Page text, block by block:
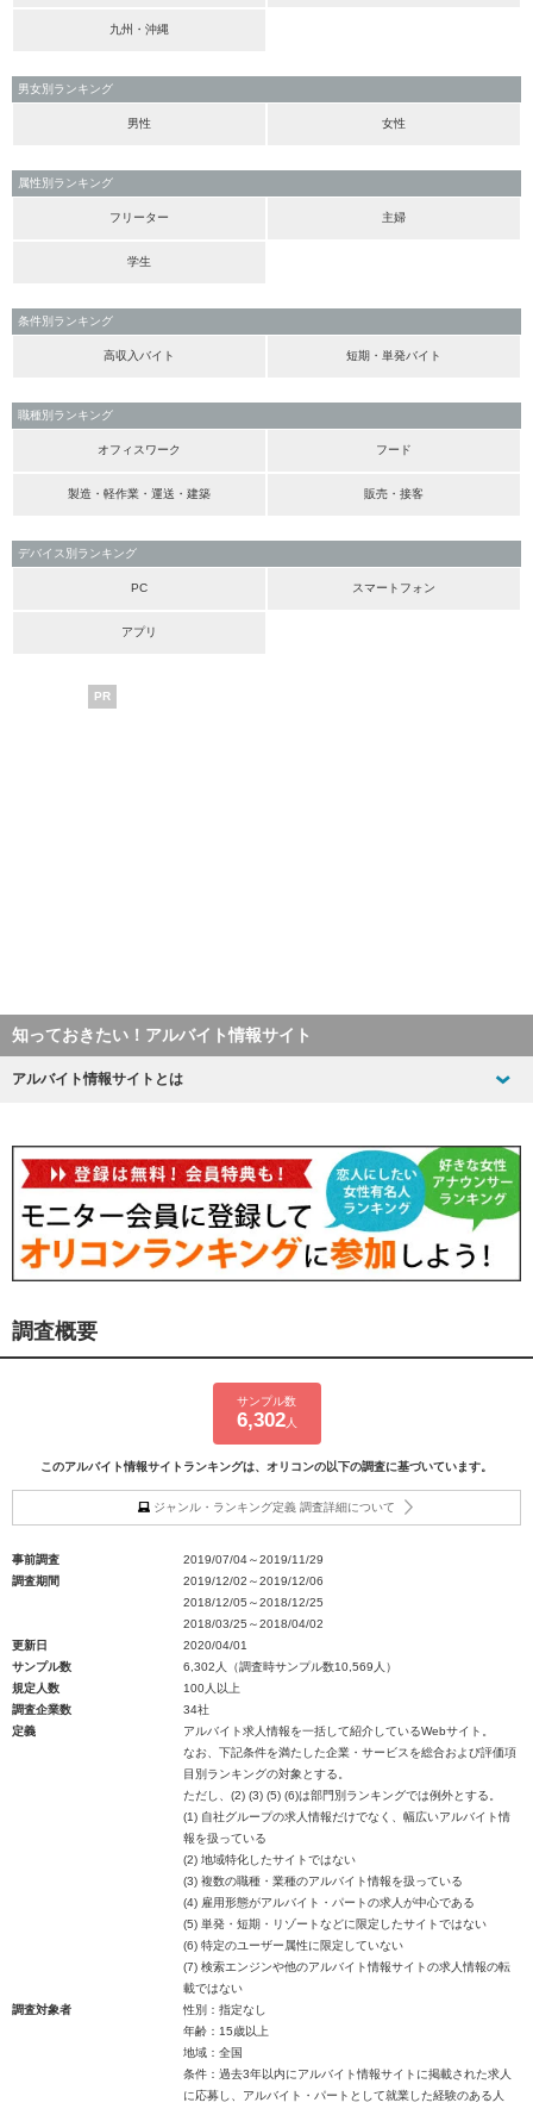
九州・沖縄
男女別ランキング
男性 女性
属性別ランキング
フリーター 主婦
学生
条件別ランキング
高収入バイト 短期・単発バイト
職種別ランキング
オフィスワーク フード
製造・軽作業・運送・建築 販売・接客
デバイス別ランキング
PC スマートフォン
アプリ
PR
知っておきたい！アルバイト情報サイト
アルバイト情報サイトとは
調査概要
サンプル数
6,302人
このアルバイト情報サイトランキングは、オリコンの以下の調査に基づいています。
ジャンル・ランキング定義 調査詳細について
事前調査
2019/07/04～2019/11/29
調査期間
2019/12/02～2019/12/06
2018/12/05～2018/12/25
2018/03/25～2018/04/02
更新日
2020/04/01
サンプル数
6,302人（調査時サンプル数10,569人）
規定人数
100人以上
調査企業数
34社
定義
アルバイト求人情報を一括して紹介しているWebサイト。
なお、下記条件を満たした企業・サービスを総合および評価項
目別ランキングの対象とする。
ただし、(2) (3) (5) (6)は部門別ランキングでは例外とする。
(1) 自社グループの求人情報だけでなく、幅広いアルバイト情
報を扱っている
(2) 地域特化したサイトではない
(3) 複数の職種・業種のアルバイト情報を扱っている
(4) 雇用形態がアルバイト・パートの求人が中心である
(5) 単発・短期・リゾートなどに限定したサイトではない
(6) 特定のユーザー属性に限定していない
(7) 検索エンジンや他のアルバイト情報サイトの求人情報の転
載ではない
調査対象者
性別：指定なし
年齢：15歳以上
地域：全国
条件：過去3年以内にアルバイト情報サイトに掲載された求人
に応募し、アルバイト・パートとして就業した経験のある人